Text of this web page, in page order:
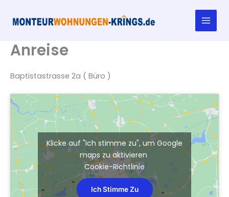
Inhalt
springen
Anreise
Baptistastrasse 2a ( Büro )
Klicke auf "Ich stimme zu", um Google
maps zu aktivieren
Cookie-Richtlinie
Ich Stimme Zu